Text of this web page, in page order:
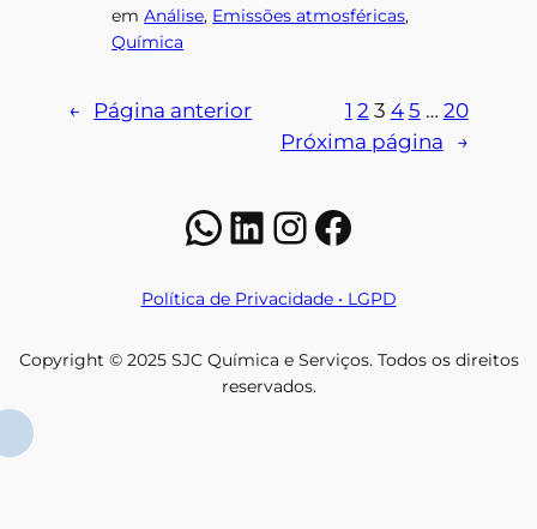
emAnálise, Emissões atmosféricas
Química
← Página anterior 1 2 3 4 5 … 20
Próxima página
→
WhatsApp
LinkedIn
Instagram
Facebook
Política de Privacidade • LGPD
Copyright © 2025 SJC Química e Serviços. Todos os direitos
reservados.